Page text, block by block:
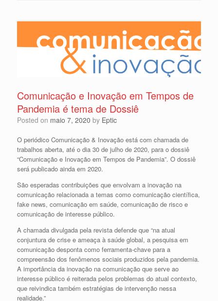
Comunicação e Inovação em Tempos de
Pandemia é tema de Dossiê
Posted on maio 7, 2020 by Eptic
O periódico Comunicação & Inovação está com chamada de
trabalhos aberta, até o dia 30 de julho de 2020, para o dossiê
“Comunicação e Inovação em Tempos de Pandemia”. O dossiê
será publicado ainda em 2020.
São esperadas contribuições que envolvam a inovação na
comunicação relacionada a temas como comunicação científica,
fake news, comunicação em saúde, comunicação de risco e
comunicação de interesse público.
A chamada divulgada pela revista defende que “na atual
conjuntura de crise e ameaça à saúde global, a pesquisa em
comunicação desponta como ferramenta-chave para a
compreensão dos fenômenos sociais produzidos pela pandemia.
A importância da inovação na comunicação que serve ao
interesse público é reiterada pelos problemas do atual contexto,
que reivindica também estratégias de intervenção nessa
realidade.”